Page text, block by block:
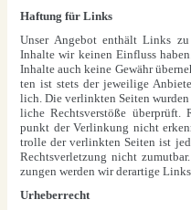
Haf­tung für Links
Unser Ange­bot ent­hält Links
Inhal­te wir kei­nen Ein­fluss
Inhal­te auch kei­ne Gewähr
ten ist stets der jewei­li­ge
lich. Die ver­link­ten Sei­ten
li­che Rechts­ver­stö­ße
punkt der Ver­lin­kung nicht
trol­le der ver­link­ten Sei­ten ist
Rechts­ver­let­zung nicht
zun­gen wer­den wir der­ar­ti­ge
Urhe­ber­recht